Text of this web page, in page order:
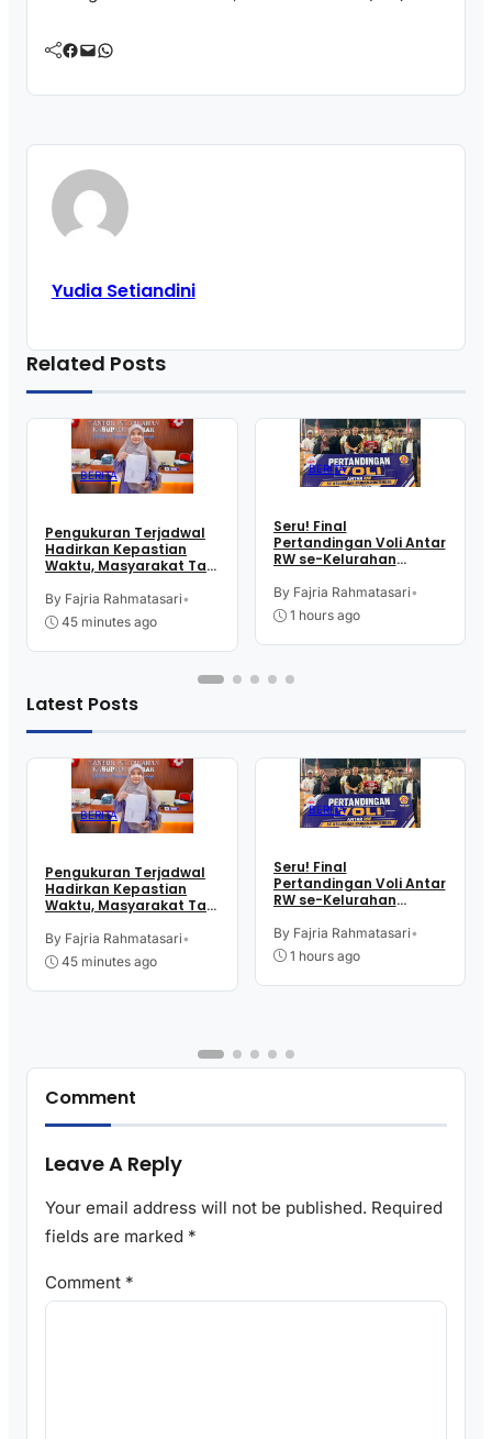
Facebook Mail WhatsApp
Yudia Setiandini
Related Posts
BERITA
Pengukuran Terjadwal
Hadirkan Kepastian
Waktu, Masyarakat Tak
Layanan Pertanahan
By Fajria Rahmatasari•
45 minutes ago
BERITA
Seru! Final
Pertandingan Voli Antar
RW se-Kelurahan
Sambut HUT RI
By Fajria Rahmatasari•
1 hours ago
Latest Posts
BERITA
Pengukuran Terjadwal
Hadirkan Kepastian
Waktu, Masyarakat Tak
Layanan Pertanahan
By Fajria Rahmatasari•
45 minutes ago
BERITA
Seru! Final
Pertandingan Voli Antar
RW se-Kelurahan
Sambut HUT RI
By Fajria Rahmatasari•
1 hours ago
Comment
Leave A Reply
Your email address will not be published. Required
fields are marked *
Comment *